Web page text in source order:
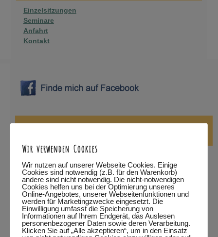
Einzelsitzungen
Seminare
Anfahrt
Kontakt
die nächsten Tanzabende
…in Füssen
…in Kempten
…in Marktoberdorf
…in Wertach
Wir verwenden Cookies
Wir nutzen auf unserer Webseite Cookies. Einige
Cookies sind notwendig (z.B. für den Warenkorb)
andere sind nicht notwendig. Die nicht-notwendigen
Cookies helfen uns bei der Optimierung unseres
Online-Angebotes, unserer Webseitenfunktionen und
werden für Marketingzwecke eingesetzt. Die
Einwilligung umfasst die Speicherung von
Informationen auf Ihrem Endgerät, das Auslesen
personenbezogener Daten sowie deren Verarbeitung.
Klicken Sie auf „Alle akzeptieren“, um in den Einsatz